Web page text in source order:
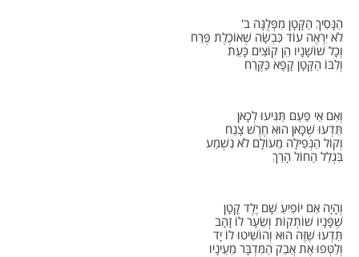
הַנָּסִיךְ הַקָּטָן מִפְּלֻגָּה ב'
לֹא יִרְאֶה עוֹד כִּבְשָׂה שֶׁאוֹכֶלֶת פֶּרַח
וְכָל שׁוֹשָׁנָיו הֵן קוֹצִים כָּעֵת
וְלִבּוֹ הַקָּטָן קָפָא כַּקֶּרַח
וְאִם אֵי פַּעַם תַּגִּיעוּ לְכָאן
תֵּדְעוּ שֶׁכָּאן הוּא חֶרֶשׁ צָנַח
וְקוֹל הַנְּפִילָה מֵעוֹלָם לֹא נִשְׁמַע
בִּגְלַל הַחוֹל הָרַךְ
וְהָיָה אִם יוֹפִיעַ שָׁם יֶלֶד קָטָן
שֶׁפָּנָיו שׁוֹתְקוֹת וְשֵׂעָר לוֹ זָהָב
תֵּדְעוּ שֶׁזֶּה הוּא וְהוֹשִׁיטוּ לוֹ יָד
וְלַטְּפוּ אֶת אֲבַק הַמִּדְבָּר מֵעֵינָיו